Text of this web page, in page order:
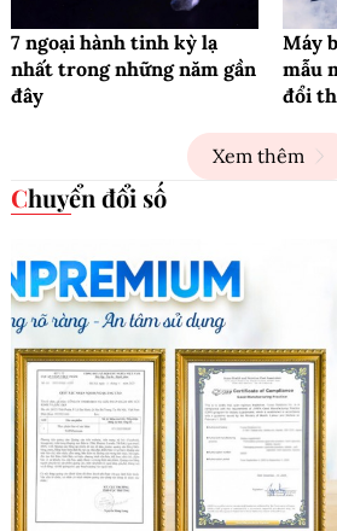
7 ngoại hành tinh kỳ lạ
nhất trong những năm gần
đây
Máy
mẫu
đổi
Xem thêm
Chuyển đổi số